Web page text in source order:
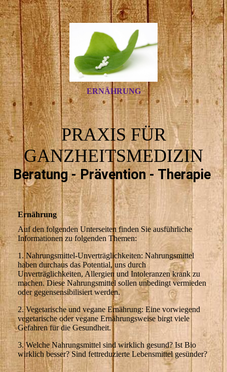
ERNÄHRUNG
PRAXIS FÜR
GANZHEITSMEDIZIN
Beratung - Prävention - Therapie
Ernährung
Auf den folgenden Unterseiten finden Sie ausführliche
Informationen zu folgenden Themen:
1. Nahrungsmittel-Unverträglichkeiten: Nahrungsmittel
haben durchaus das Potential, uns durch
Unverträglichkeiten, Allergien und Intoleranzen krank zu
machen. Diese Nahrungsmittel sollen unbedingt vermieden
oder gegensensibilisiert werden.
2. Vegetarische und vegane Ernährung: Eine vorwiegend
vegetarische oder vegane Ernährungsweise birgt viele
Gefahren für die Gesundheit.
3. Welche Nahrungsmittel sind wirklich gesund? Ist Bio
wirklich besser? Sind fettreduzierte Lebensmittel gesünder?